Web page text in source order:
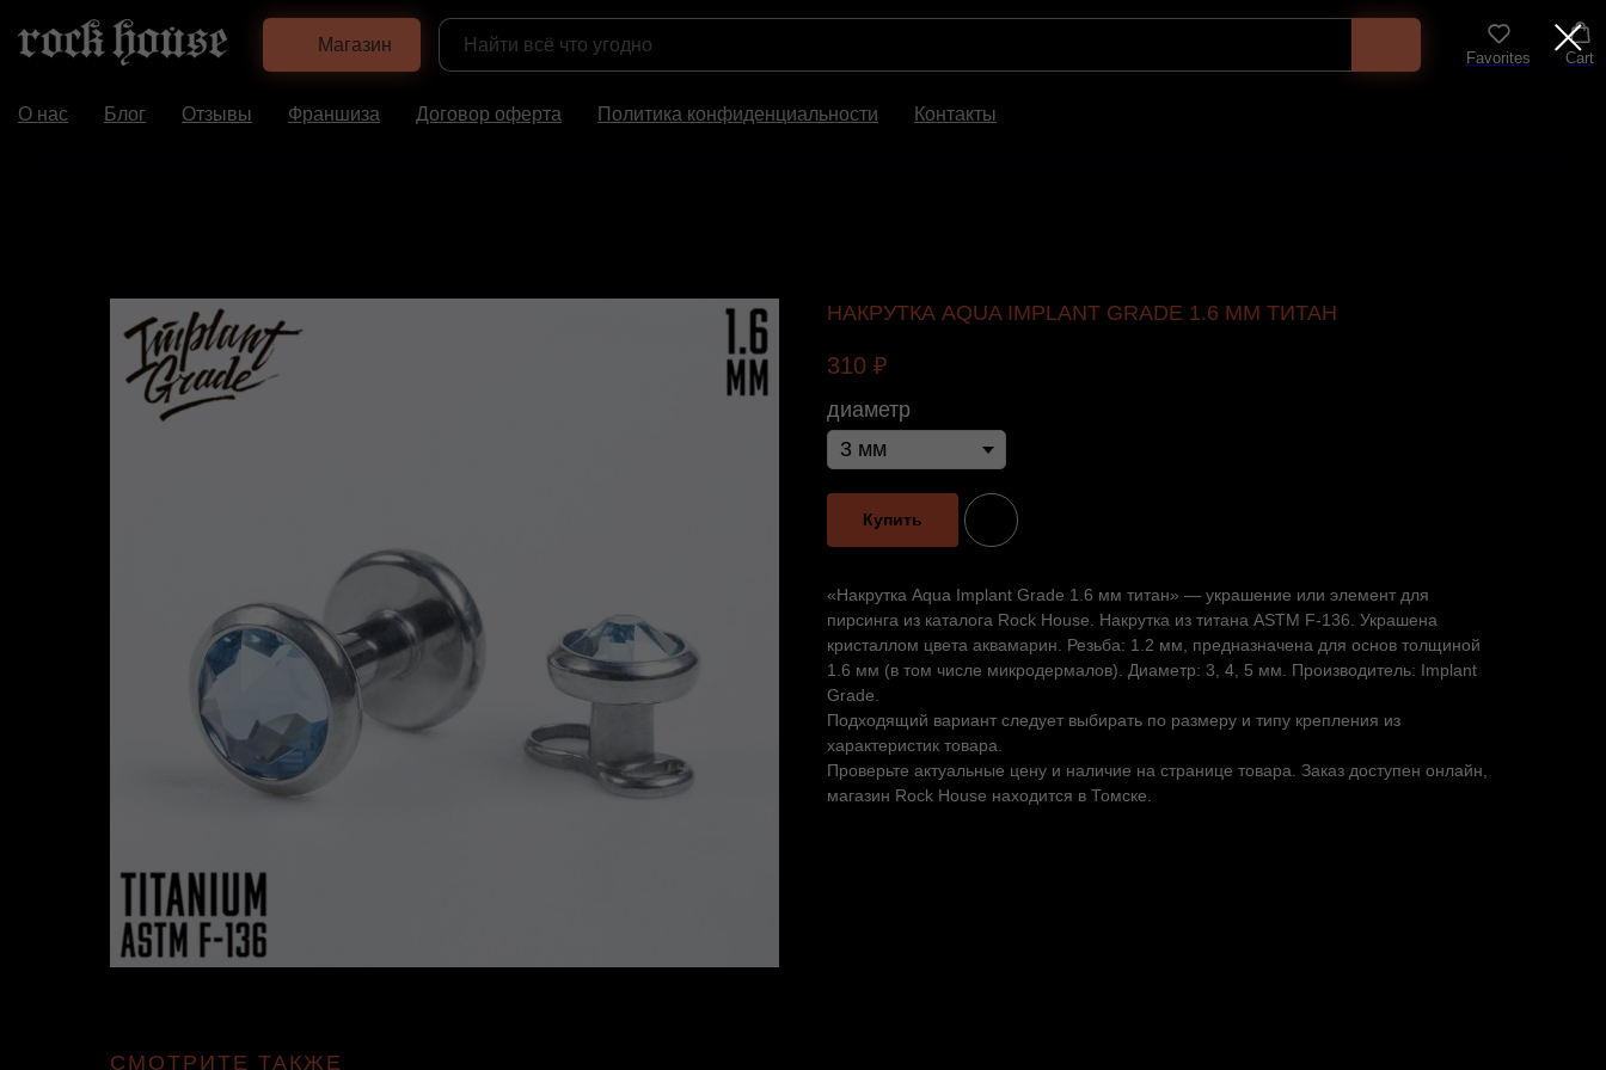
Магазин
Favorites Cart
О нас Блог Отзывы Франшиза Договор оферта Политика конфиденциальности Контакты
НАКРУТКА AQUA IMPLANT GRADE 1.6 ММ ТИТАН
310 ₽
диаметр
Купить
«Накрутка Aqua Implant Grade 1.6 мм титан» — украшение или элемент для
пирсинга из каталога Rock House. Накрутка из титана ASTM F-136. Украшена
кристаллом цвета аквамарин. Резьба: 1.2 мм, предназначена для основ толщиной
1.6 мм (в том числе микродермалов). Диаметр: 3, 4, 5 мм. Производитель: Implant
Grade.
Подходящий вариант следует выбирать по размеру и типу крепления из
характеристик товара.
Проверьте актуальные цену и наличие на странице товара. Заказ доступен онлайн,
магазин Rock House находится в Томске.
СМОТРИТЕ ТАКЖЕ